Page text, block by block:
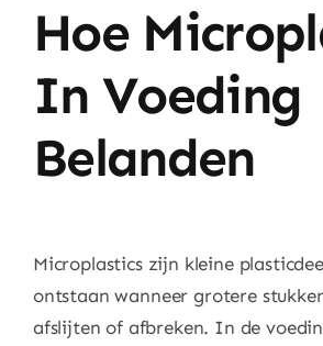
Hoe
In Voeding
Belanden
Microplastics zijn kleine
ontstaan wanneer grotere
afslijten of afbreken. In de